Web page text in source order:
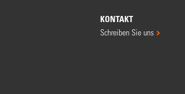
KONTAKT
Schreiben Sie uns